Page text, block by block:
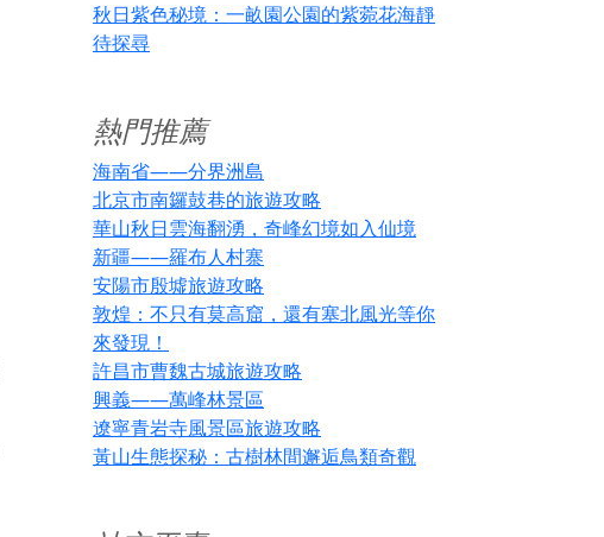
秋日紫色秘境：一畝園公園的紫菀花海靜
待探尋
熱門推薦
海南省——分界洲島
北京市南鑼鼓巷的旅遊攻略
華山秋日雲海翻湧，奇峰幻境如入仙境
新疆——羅布人村寨
安陽市殷墟旅遊攻略
敦煌：不只有莫高窟，還有塞北風光等你
來發現！
許昌市曹魏古城旅遊攻略
興義——萬峰林景區
遼寧青岩寺風景區旅遊攻略
黃山生態探秘：古樹林間邂逅鳥類奇觀